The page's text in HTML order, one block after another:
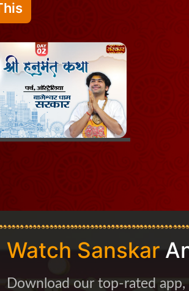
Watch Sanskar
Download our top-rated app,